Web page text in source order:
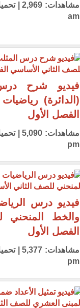
am
فيديو شرح درس
(الدائرة)
الفصل الأول
pm
فيديو درس
والخط المنحني
الفصل الأول
pm